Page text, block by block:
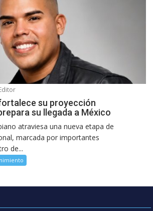
su proyección
su llegada a México
atraviesa una nueva etapa de
marcada por importantes
de...